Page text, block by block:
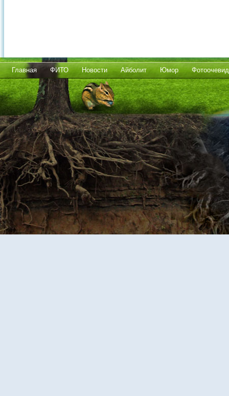
Главная ФИТО Новости Айболит Юмор